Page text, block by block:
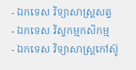
- ឯកទេស វិទ្យាសាស្ត្រសត្វ
- ឯកទេស វិស្វកម្មកសិកម្ម
- ឯកទេស វិទ្យាសាស្ត្រកៅស៊ូ